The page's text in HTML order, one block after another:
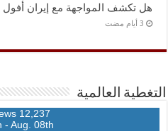
هل تكشف المواجهة مع إيران أفول
التغطية العالمية
12,237 Pageviews
- Aug. 08th